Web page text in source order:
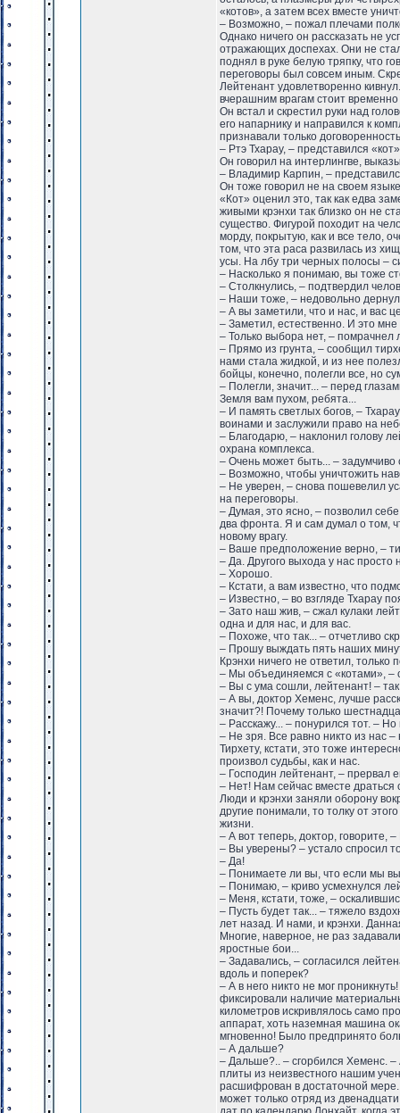
«котов», а затем всех вместе
– Возможно, – пожал плечами
Однако ничего он рассказать не
отражающих доспехах. Они не
поднял в руке белую тряпку, что
переговоры был совсем иным.
Лейтенант удовлетворенно
вчерашним врагам стоит
Он встал и скрестил руки над
его напарнику и направился к
признавали только
– Ртэ Тхарау, – представился
Он говорил на интерлингве,
– Владимир Карпин, –
Он тоже говорил не на своем
«Кот» оценил это, так как едва
живыми крэнхи так близко он не
существо. Фигурой походит на
морду, покрытую, как и все тело,
том, что эта раса развилась из
усы. На лбу три черных полосы –
– Насколько я понимаю, вы тоже
– Столкнулись, – подтвердил
– Наши тоже, – недовольно
– А вы заметили, что и нас, и вас
– Заметил, естественно. И это мне
– Только выбора нет, – помрачнел
– Прямо из грунта, – сообщил
нами стала жидкой, и из нее
бойцы, конечно, полегли все, но
– Полегли, значит... – перед
Земля вам пухом, ребята...
– И память светлых богов, –
воинами и заслужили право на
– Благодарю, – наклонил голову
охрана комплекса.
– Очень может быть... – задумчиво
– Возможно, чтобы уничтожить
– Не уверен, – снова пошевелил
на переговоры.
– Думая, это ясно, – позволил
два фронта. Я и сам думал о том,
новому врагу.
– Ваше предположение верно, –
– Да. Другого выхода у нас просто
– Хорошо.
– Кстати, а вам известно, что
– Известно, – во взгляде Тхарау
– Зато наш жив, – сжал кулаки
одна и для нас, и для вас.
– Похоже, что так... – отчетливо
– Прошу выждать пять наших
Крэнхи ничего не ответил, только
– Мы объединяемся с «котами», –
– Вы с ума сошли, лейтенант! –
– А вы, доктор Хеменс, лучше
значит?! Почему только
– Расскажу... – понурился тот. –
– Не зря. Все равно никто из нас
Тирхету, кстати, это тоже
произвол судьбы, как и нас.
– Господин лейтенант, – прервал
– Нет! Нам сейчас вместе драться
Люди и крэнхи заняли оборону
другие понимали, то толку от
жизни.
– А вот теперь, доктор, говорите,
– Вы уверены? – устало спросил
– Да!
– Понимаете ли вы, что если мы
– Понимаю, – криво усмехнулся
– Меня, кстати, тоже, –
– Пусть будет так... – тяжело
лет назад. И нами, и крэнхи.
Многие, наверное, не раз
яростные бои...
– Задавались, – согласился
вдоль и поперек?
– А в него никто не мог
фиксировали наличие
километров искривлялось само
аппарат, хоть наземная машина
мгновенно! Было предпринято
– А дальше?
– Дальше?.. – сгорбился Хеменс. –
плиты из неизвестного нашим
расшифрован в достаточной
может только отряд из